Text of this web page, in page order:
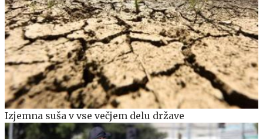
Izjemna suša v vse večjem delu države